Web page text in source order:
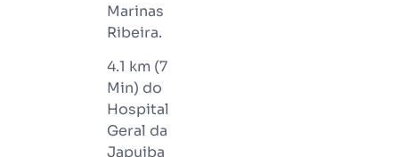
Marinas
Ribeira.
4.1 km (7
Min) do
Hospital
Geral da
Japuiba